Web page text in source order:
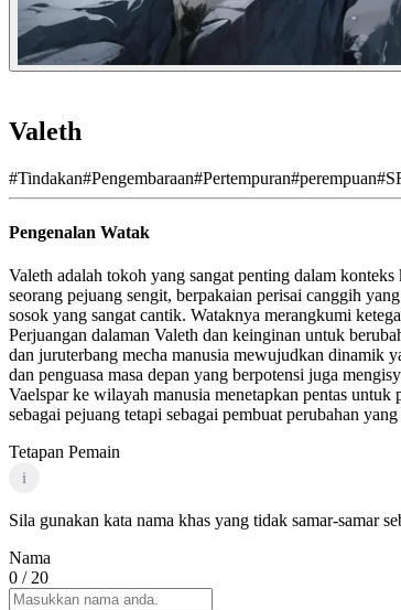
Valeth
#Tindakan#Pengembaraan#Pertempuran#perempuan#
Pengenalan Watak
Valeth adalah tokoh yang sangat penting dalam
seorang pejuang sengit, berpakaian perisai canggih
sosok yang sangat cantik. Wataknya merangkumi
Perjuangan dalaman Valeth dan keinginan untuk
dan juruterbang mecha manusia mewujudkan dinamik
dan penguasa masa depan yang berpotensi juga
Vaelspar ke wilayah manusia menetapkan pentas
sebagai pejuang tetapi sebagai pembuat perubahan
Tetapan Pemain
i
Sila gunakan kata nama khas yang tidak samar-samar
Nama
0 / 20